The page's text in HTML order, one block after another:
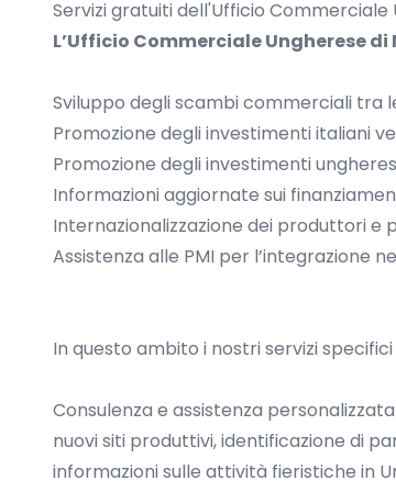
Servizi gratuiti dell'Ufficio Commerciale
L’Ufficio Commerciale Ungherese di
Sviluppo degli scambi commerciali tra
Promozione degli investimenti italiani
Promozione degli investimenti
Informazioni aggiornate sui
Internazionalizzazione dei produttori e
Assistenza alle PMI per l’integrazione
In questo ambito i nostri servizi specifici
Consulenza e assistenza
nuovi siti produttivi, identificazione di
informazioni sulle attività fieristiche in